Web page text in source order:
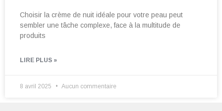
Choisir la crème de nuit idéale pour votre peau peut
sembler une tâche complexe, face à la multitude de
produits
LIRE PLUS »
8 avril 2025 Aucun commentaire